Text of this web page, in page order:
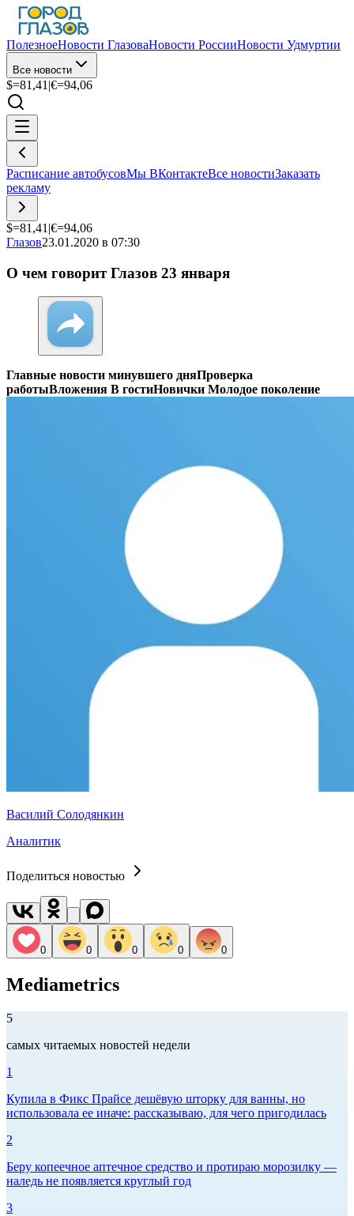
ПолезноеНовости ГлазоваНовости РоссииНовости Удмуртии
Все новости
$=81,41 |€=94,06
Расписание автобусовМы ВКонтактеВсе новостиЗаказать
рекламу
$=81,41 |€=94,06
Глазов23.01.2020 в 07:30
О чем говорит Глазов 23 января
Главные новости минувшего дняПроверка
работыВложения В гостиНовички Молодое поколение
Василий Солодянкин
Аналитик
Поделиться новостью
0 0 0 0 0
Mediametrics
5
самых читаемых новостей недели
1
Купила в Фикс Прайсе дешёвую шторку для ванны, но
использовала ее иначе: рассказываю, для чего пригодилась
2
Беру копеечное аптечное средство и протираю морозилку —
наледь не появляется круглый год
3